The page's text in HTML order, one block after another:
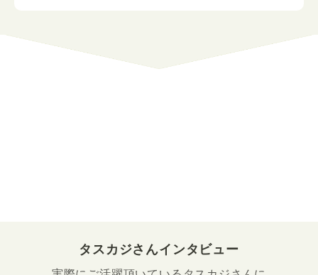
タスカジさんインタビュー